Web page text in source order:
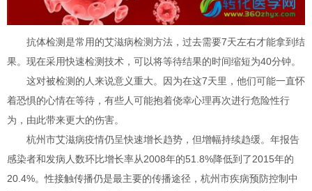
抗体检测是常用的艾滋病检测方法，过去需要7天左右才能拿到结
果。现在采用快速检测技术，可以将等待结果的时间缩短为40分钟。
这对被检测的人来说意义重大。因为在这7天里，他们可能一直怀
着恐惧的心情在等待，有些人可能抱着侥幸心理再次进行危险性行
为，由此带来更大的伤害。
杭州市艾滋病疫情仍呈快速增长趋势，但增幅持续趋缓。年报告
感染者和发病人数环比增长率从2008年的51.8%降低到了2015年的
20.4%。性接触传播仍是最主要的传播途径，杭州市疾病预防控制中